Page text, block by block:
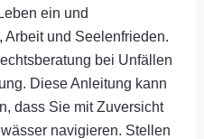
ein und
und Seelenfrieden.
bei Unfällen
Diese Anleitung kann
dass Sie mit Zuversicht
navigieren. Stellen